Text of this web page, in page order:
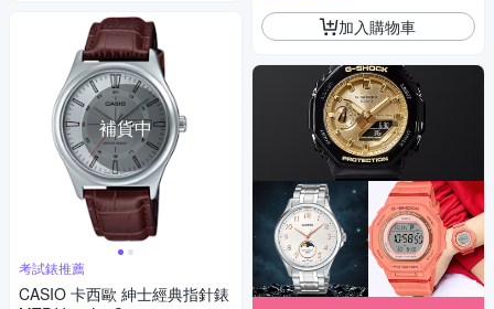
補貨中
考試錶推薦
CASIO 卡西歐 紳士經典指針錶
加入購物車